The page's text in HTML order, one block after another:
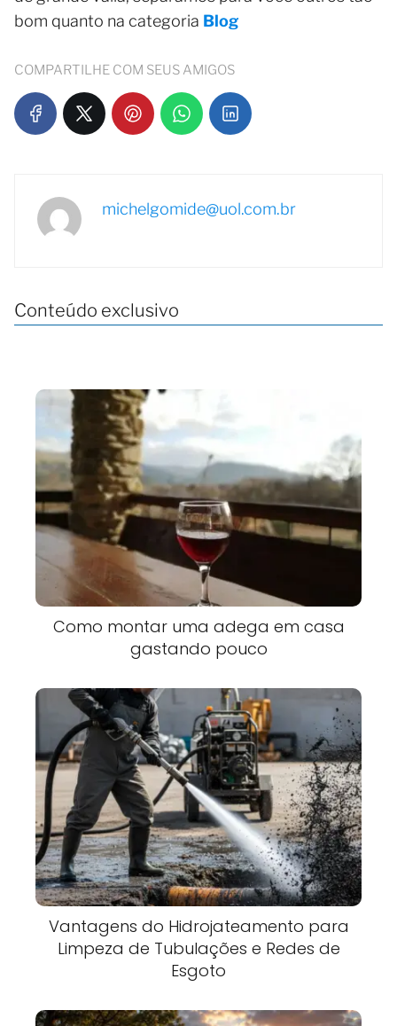
bom quanto na categoria Blog
COMPARTILHE COM SEUS AMIGOS
michelgomide@uol.com.br
Conteúdo exclusivo
Como montar uma adega em casa
gastando pouco
Vantagens do Hidrojateamento para
Limpeza de Tubulações e Redes de
Esgoto